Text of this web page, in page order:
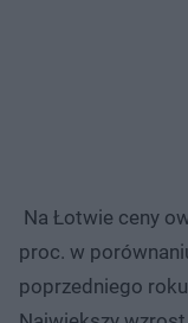
Na Łotwie ceny
proc. w
poprzedniego